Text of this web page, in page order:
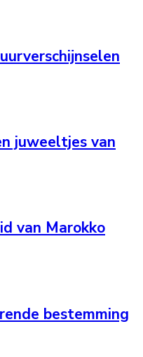
juweeltjes van
van Marokko
bestemming